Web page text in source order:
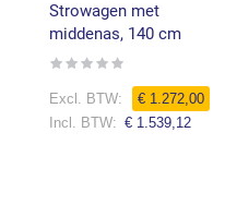
Strowagen met
middenas, 140 cm
Rating:
€ 1.272,00
€ 1.539,12